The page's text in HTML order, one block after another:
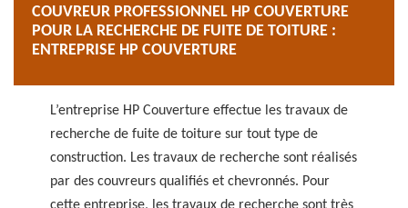
COUVREUR PROFESSIONNEL HP COUVERTURE
POUR LA RECHERCHE DE FUITE DE TOITURE :
ENTREPRISE HP COUVERTURE
L’entreprise HP Couverture effectue les travaux de
recherche de fuite de toiture sur tout type de
construction. Les travaux de recherche sont réalisés
par des couvreurs qualifiés et chevronnés. Pour